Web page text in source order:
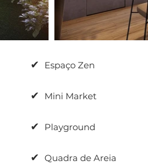
✔ Espaço Zen
✔ Mini Market
✔ Playground
✔ Quadra de Areia